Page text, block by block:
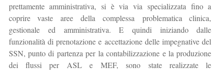
prettamente amministrativa, si è via via specializzata fino a
coprire vaste aree della complessa problematica clinica,
gestionale ed amministrativa. E quindi iniziando dalle
funzionalità di prenotazione e accettazione delle impegnative del
SSN, punto di partenza per la contabilizzazione e la produzione
dei flussi per ASL e MEF, sono state realizzate le